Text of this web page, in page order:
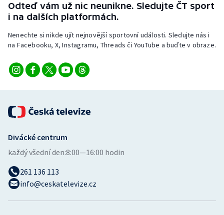
Odteď vám už nic neunikne. Sledujte ČT sport
i na dalších platformách.
Nenechte si nikde ujít nejnovější sportovní události. Sledujte nás i
na Facebooku, X, Instagramu, Threads či YouTube a buďte v obraze.
Divácké centrum
každý všední den:8:00—16:00 hodin
261 136 113
info@ceskatelevize.cz